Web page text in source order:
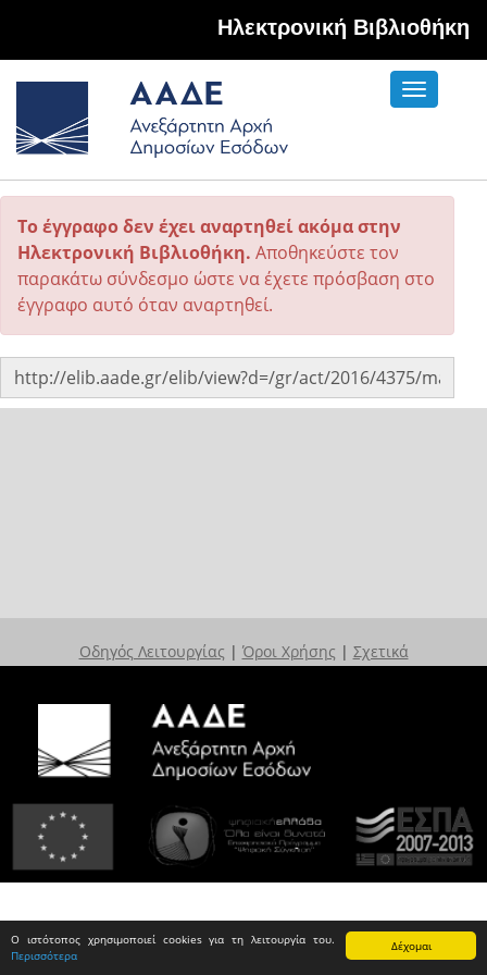
Δέχομαι
Ο ιστότοπος χρησιμοποιεί cookies για τη λειτουργία του.
Περισσότερα
Hλεκτρονική Βιβλιοθήκη
Toggle
Το έγγραφο δεν έχει αναρτηθεί ακόμα στην
Ηλεκτρονική Βιβλιοθήκη. Αποθηκεύστε τον
παρακάτω σύνδεσμο ώστε να έχετε πρόσβαση στο
έγγραφο αυτό όταν αναρτηθεί.
Οδηγός Λειτουργίας | Όροι Χρήσης | Σχετικά